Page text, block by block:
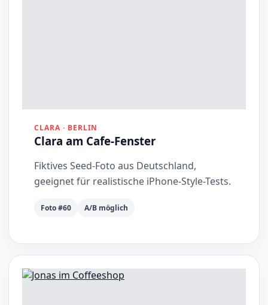
CLARA · BERLIN
Clara am Cafe-Fenster
Fiktives Seed-Foto aus Deutschland,
geeignet für realistische iPhone-Style-Tests.
Foto #60 A/B möglich